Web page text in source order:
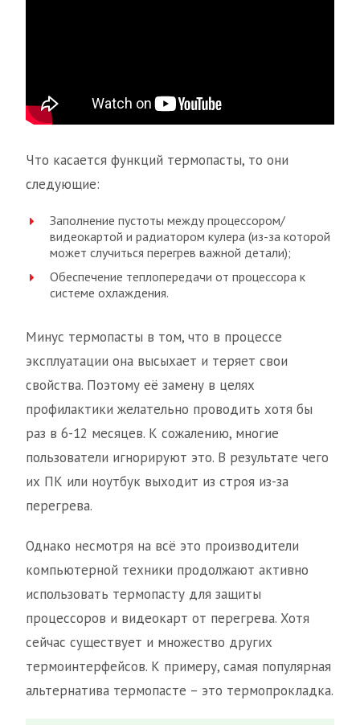
Что касается функций термопасты, то они
следующие:
Заполнение пустоты между процессором/
видеокартой и радиатором кулера (из-за которой
может случиться перегрев важной детали);
Обеспечение теплопередачи от процессора к
системе охлаждения.
Минус термопасты в том, что в процессе
эксплуатации она высыхает и теряет свои
свойства. Поэтому её замену в целях
профилактики желательно проводить хотя бы
раз в 6-12 месяцев. К сожалению, многие
пользователи игнорируют это. В результате чего
их ПК или ноутбук выходит из строя из-за
перегрева.
Однако несмотря на всё это производители
компьютерной техники продолжают активно
использовать термопасту для защиты
процессоров и видеокарт от перегрева. Хотя
сейчас существует и множество других
термоинтерфейсов. К примеру, самая популярная
альтернатива термопасте – это термопрокладка.